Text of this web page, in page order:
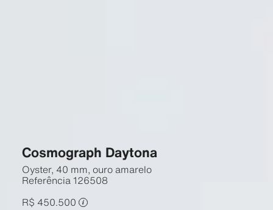
Cosmograph Daytona
Oyster, 40 mm, ouro amarelo
Referência126508
R$ 450.500